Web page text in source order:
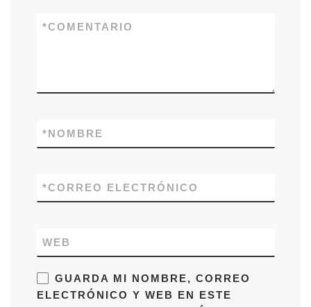
COMENTARIO
*
NOMBRE
*
CORREO ELECTRÓNICO
*
WEB
GUARDA MI NOMBRE, CORREO
ELECTRÓNICO Y WEB EN ESTE